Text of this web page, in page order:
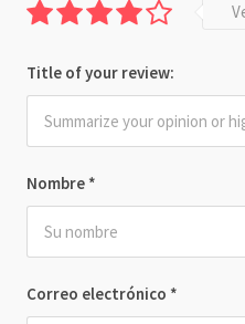
Nombre *
Correo electrónico *
Title of your review: